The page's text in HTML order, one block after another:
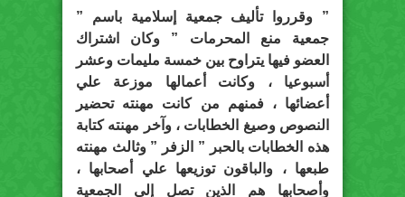
” وقرروا تأليف جمعية إسلامية باسم ”
جمعية منع المحرمات ” وكان اشتراك
العضو فيها يتراوح بين خمسة مليمات وعشر
أسبوعيا ، وكانت أعمالها موزعة علي
أعضائها ، فمنهم من كانت مهنته تحضير
النصوص وصيغ الخطابات ، وآخر مهنته كتابة
هذه الخطابات بالحبر ” الزفر ” وثالث مهنته
طبعها ، والباقون توزيعها علي أصحابها ،
وأصحابها هم الذين تصل إلي الجمعية